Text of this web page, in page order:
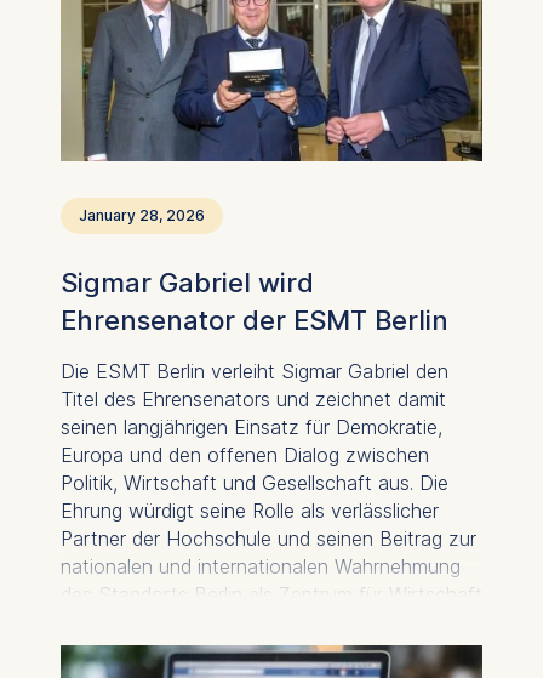
vorsieht.
January 28, 2026
Sigmar Gabriel wird
Ehrensenator der ESMT Berlin
Die ESMT Berlin verleiht Sigmar Gabriel den
Titel des Ehrensenators und zeichnet damit
seinen langjährigen Einsatz für Demokratie,
Europa und den offenen Dialog zwischen
Politik, Wirtschaft und Gesellschaft aus. Die
Ehrung würdigt seine Rolle als verlässlicher
Partner der Hochschule und seinen Beitrag zur
nationalen und internationalen Wahrnehmung
des Standorts Berlin als Zentrum für Wirtschaft